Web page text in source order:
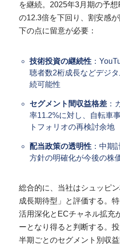
を継続。2025年3月期の予
の12.3倍を下回り、割安感
下の点に留意が必要：
技術投資の継続性：
聴者数2桁成長などデジ
続可能性
セグメント間収益格差：
率11.2%に対し、自転車
トフォリオの再検討余地
配当政策の透明性：中期
方針の明確化が今後の株
総合的に、当社はシュッピ
成長期待型」と評価する。
活用深化とECチャネル拡充
ーとなり得ると判断する。
半期ごとのセグメント別収